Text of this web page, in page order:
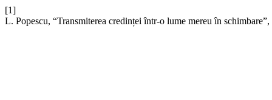
[1]
L. Popescu, “Transmiterea credinței într-o lume mereu în schimbare”,